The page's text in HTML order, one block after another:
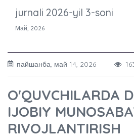
jurnali 2026-yil 3-soni
Май, 2026
пайшанба, май 14, 2026
O'QUVCHILARDA
IJOBIY
RIVOJLANTIRISH